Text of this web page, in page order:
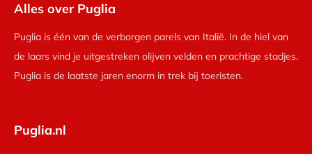
Alles over Puglia
Puglia is één van de verborgen parels van Italië. In de hiel van
de laars vind je uitgestreken olijven velden en prachtige stadjes.
Puglia is de laatste jaren enorm in trek bij toeristen.
Puglia.nl